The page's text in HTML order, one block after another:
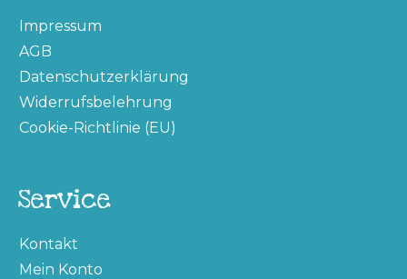
Impressum
AGB
Datenschutzerklärung
Widerrufsbelehrung
Cookie-Richtlinie (EU)
Service
Kontakt
Mein Konto